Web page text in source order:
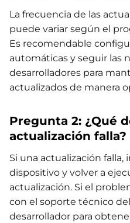
La frecuencia de las
puede variar según el
Es recomendable
automáticas y seguir las
desarrolladores para
actualizados de manera
Pregunta 2: ¿Qué
actualización falla?
Si una actualización falla,
dispositivo y volver a
actualización. Si el
con el soporte técnico
desarrollador para